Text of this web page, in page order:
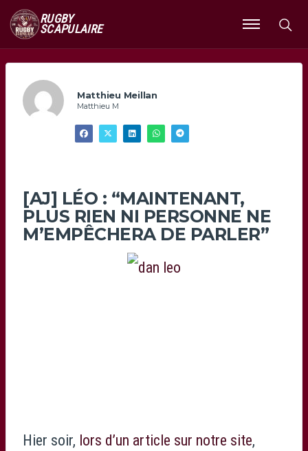
RUGBY
SCAPULAIRE
Ouvrir
le
Matthieu Meillan
Matthieu M
[AJ] LÉO : “MAINTENANT,
PLUS RIEN NI PERSONNE NE
M’EMPÊCHERA DE PARLER”
Hier soir, lors d’un article sur notre site,